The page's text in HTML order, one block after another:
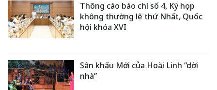
Thông cáo báo chí số 4, Kỳ họp
không thường lệ thứ Nhất, Quốc
hội khóa XVI
Sân khấu Mới của Hoài Linh “dời
nhà”